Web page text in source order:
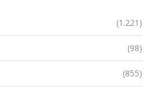
(1.221)
(98)
(855)